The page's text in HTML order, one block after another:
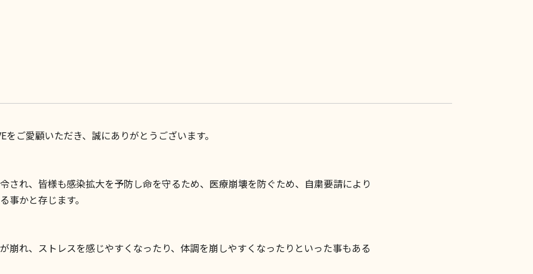
をご愛顧いただき、誠にありがとうございます。
され、皆様も感染拡大を予防し命を守るため、医療崩壊を防ぐため、自粛要請により
事かと存じます。
崩れ、ストレスを感じやすくなったり、体調を崩しやすくなったりといった事もある